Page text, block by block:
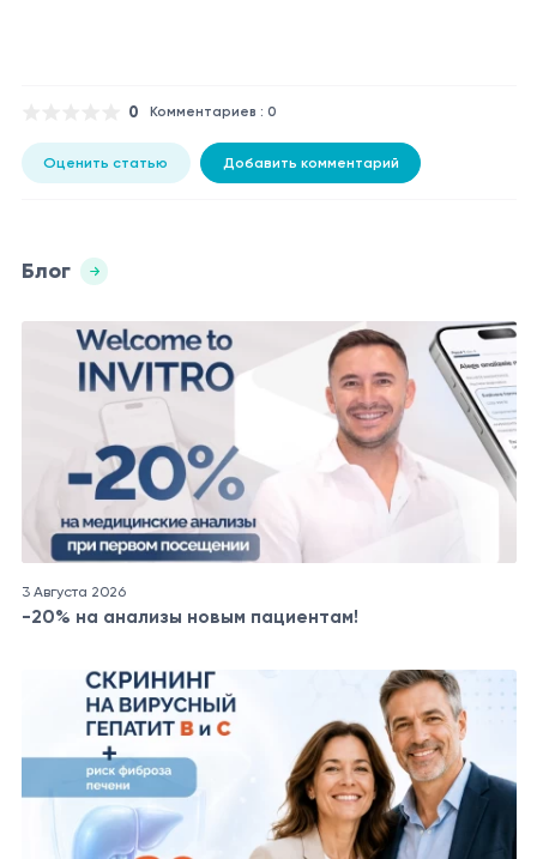
0 Комментариев : 0
Оценить статью Добавить комментарий
Блог
3 Августа 2026
-20% на анализы новым пациентам!